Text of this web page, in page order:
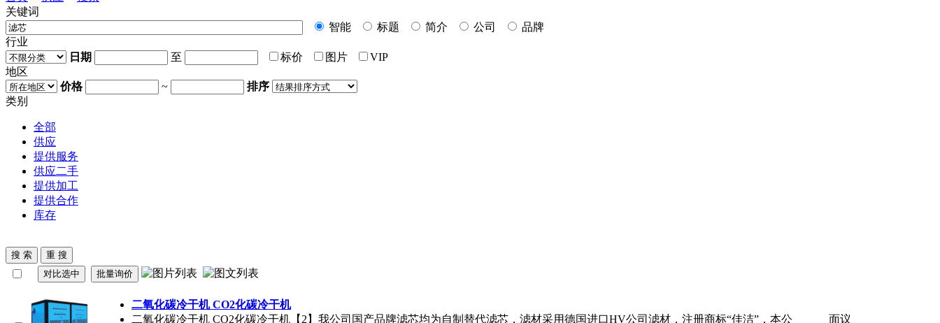
关键词
智能
标题 简介 公司
品牌
行业
日期
至 标价 图片
VIP
地区
价格
~
排序
类别
全部
供应
提供服务
供应二手
提供加工
提供合作
库存
二氧化碳冷干机 CO2化碳冷干机
二氧化碳冷干机 CO2化碳冷干机【2】我公司国产品牌滤芯均为自制替代滤芯 ，滤材采用德国进口HV公司滤材，注册商标“佳洁”，本公
面议